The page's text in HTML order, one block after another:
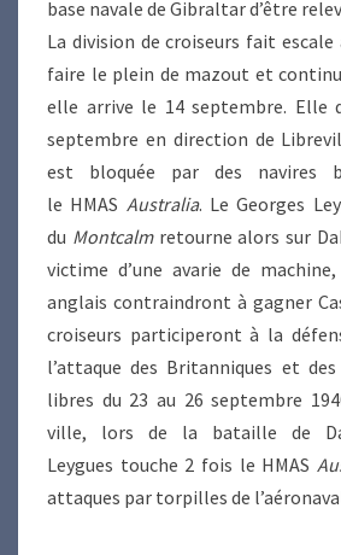
base navale de Gibraltar d’être
La division de croiseurs fait escale
faire le plein de mazout et
elle arrive le 14 septembre. Elle
septembre en direction de
est bloquée par des navires
le HMAS Australia. Le Georges
du Montcalmretourne alors sur
victime d’une avarie de
anglais contraindront à gagner
croiseurs participeront à la
l’attaque des Britanniques et
libres du 23 au 26 septembre
ville, lors de la bataille de
Leygues touche 2 fois le HMAS
attaques par torpilles de